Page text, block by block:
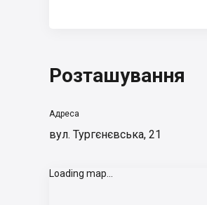
Розташування
Адреса
вул. Тургєнєвська, 21
Loading map...